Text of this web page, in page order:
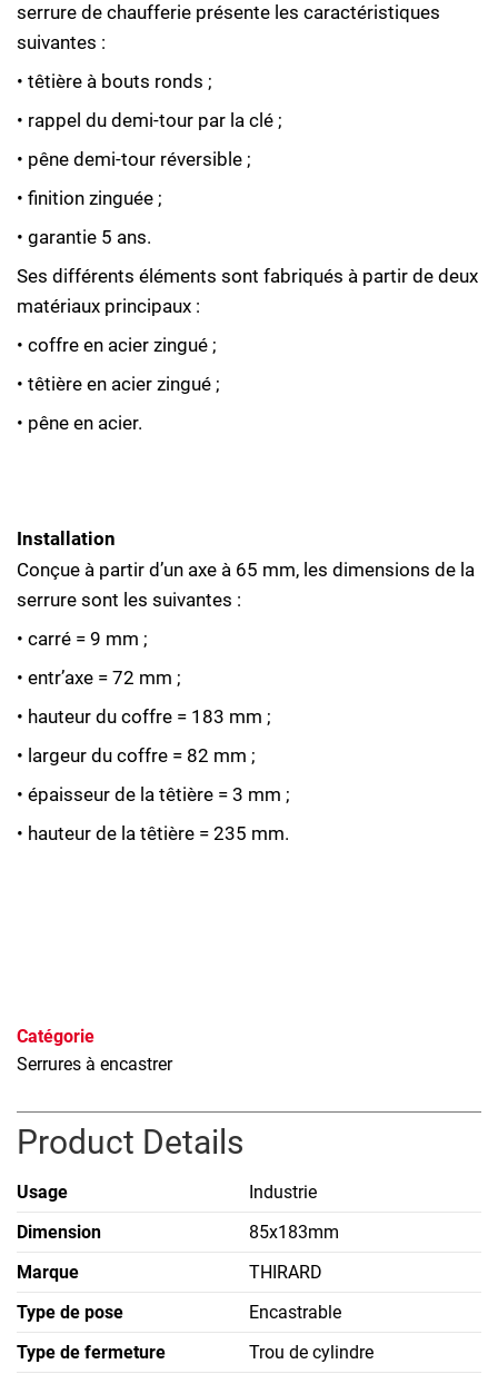
serrure de chaufferie présente les caractéristiques
suivantes :
• têtière à bouts ronds ;
• rappel du demi-tour par la clé ;
• pêne demi-tour réversible ;
• finition zinguée ;
• garantie 5 ans.
Ses différents éléments sont fabriqués à partir de deux
matériaux principaux :
• coffre en acier zingué ;
• têtière en acier zingué ;
• pêne en acier.
Installation
Conçue à partir d’un axe à 65 mm, les dimensions de la
serrure sont les suivantes :
• carré = 9 mm ;
• entr’axe = 72 mm ;
• hauteur du coffre = 183 mm ;
• largeur du coffre = 82 mm ;
• épaisseur de la têtière = 3 mm ;
• hauteur de la têtière = 235 mm.
Catégorie
Serrures à encastrer
Product Details
Usage
Industrie
Dimension
85x183mm
Marque
THIRARD
Type de pose
Encastrable
Type de fermeture
Trou de cylindre